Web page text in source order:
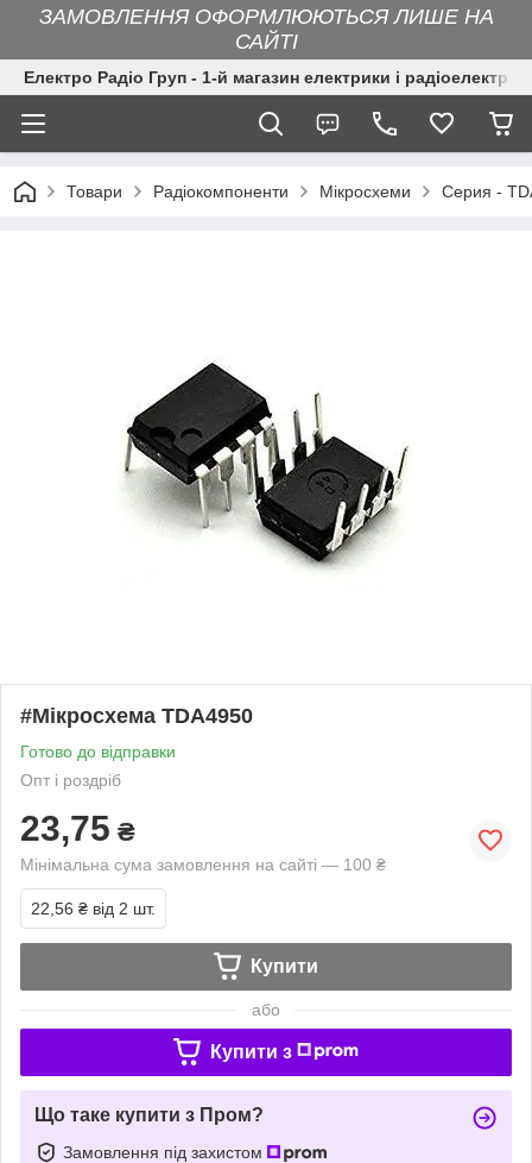
ЗАМОВЛЕННЯ ОФОРМЛЮЮТЬСЯ ЛИШЕ НА
САЙТІ
Електро Радіо Груп - 1-й магазин електрики і
Товари Радіокомпоненти Мікросхеми Серия -
#Мікросхема TDA4950
Готово до відправки
Опт і роздріб
23,75 ₴
Мінімальна сума замовлення на сайті — 100 ₴
22,56 ₴ від 2 шт.
Купити
або
Купити з
Що таке купити з Пром?
Замовлення під захистом